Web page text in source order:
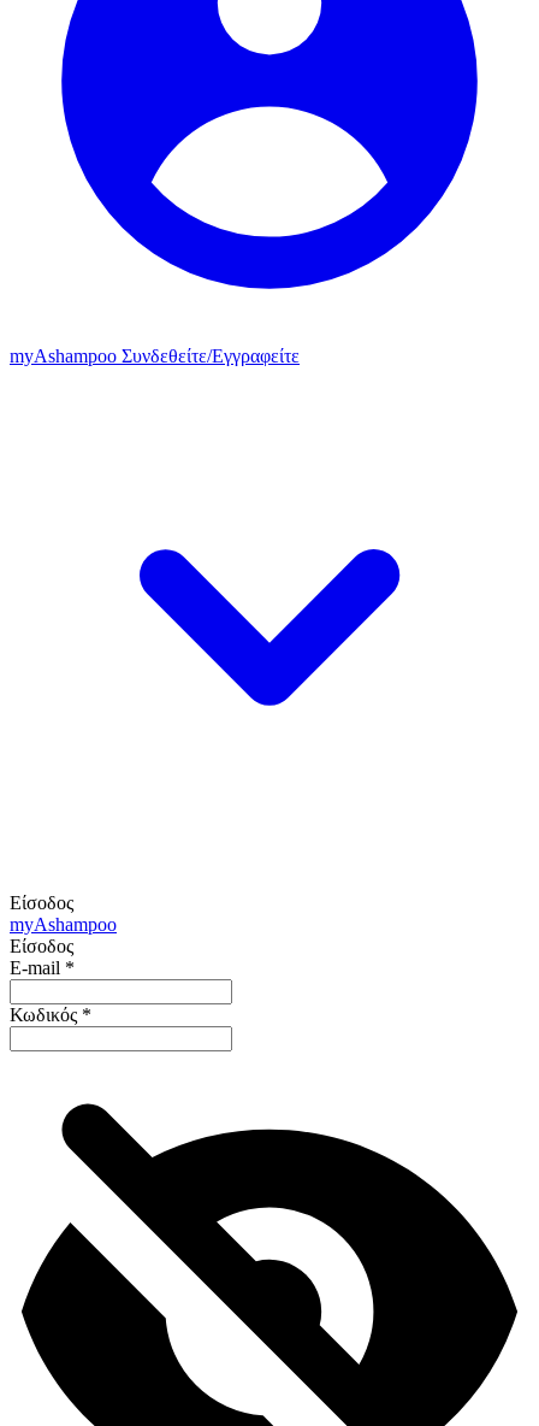
myAshampoo Συνδεθείτε/Εγγραφείτε
Είσοδος
myAshampoo
Είσοδος
E-mail *
Κωδικός *